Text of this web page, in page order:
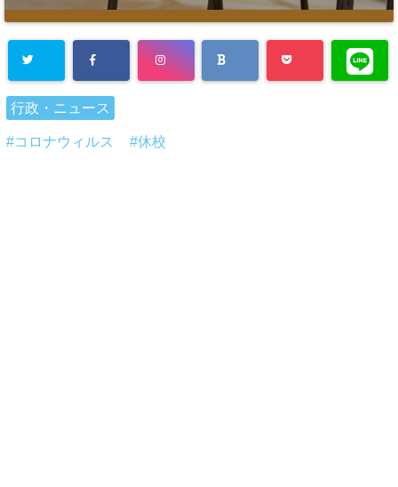
行政・ニュース
コロナウィルス 休校